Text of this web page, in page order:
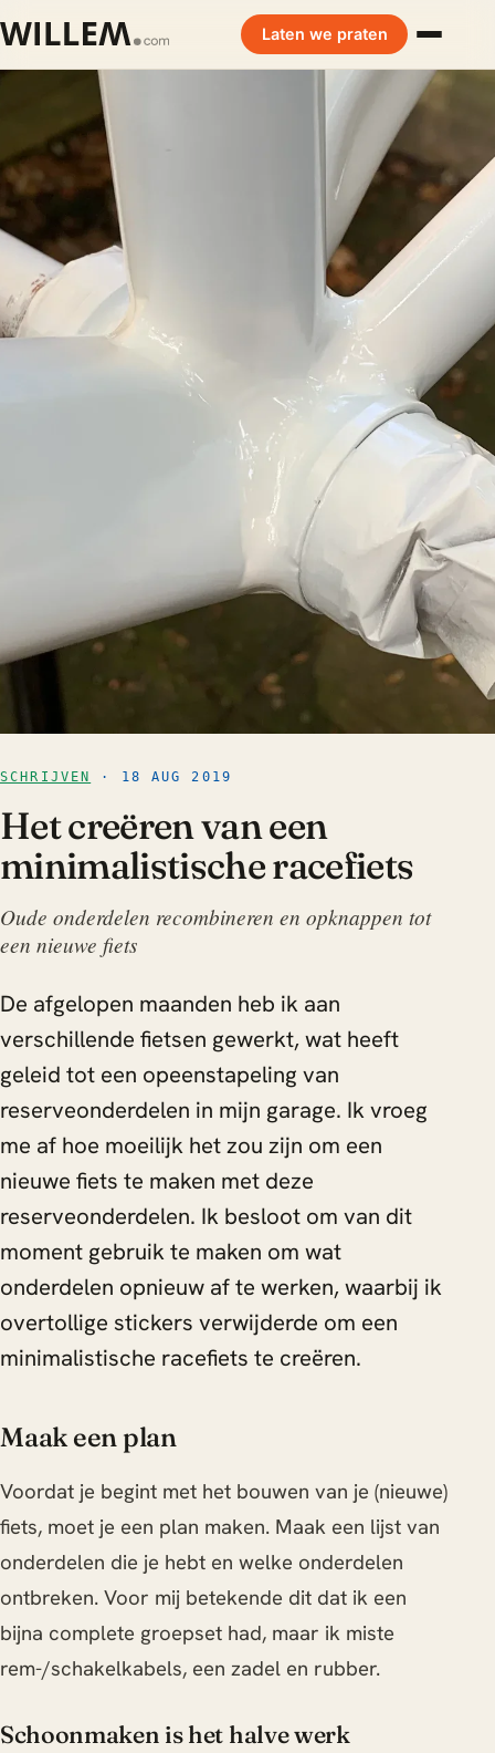
Laten we praten
SCHRIJVEN · 18 AUG 2019
Het creëren van een
minimalistische racefiets
Oude onderdelen recombineren en opknappen tot
een nieuwe fiets
De afgelopen maanden heb ik aan
verschillende fietsen gewerkt, wat heeft
geleid tot een opeenstapeling van
reserveonderdelen in mijn garage. Ik vroeg
me af hoe moeilijk het zou zijn om een
nieuwe fiets te maken met deze
reserveonderdelen. Ik besloot om van dit
moment gebruik te maken om wat
onderdelen opnieuw af te werken, waarbij ik
overtollige stickers verwijderde om een
minimalistische racefiets te creëren.
Maak een plan
Voordat je begint met het bouwen van je (nieuwe)
fiets, moet je een plan maken. Maak een lijst van
onderdelen die je hebt en welke onderdelen
ontbreken. Voor mij betekende dit dat ik een
bijna complete groepset had, maar ik miste
rem-/schakelkabels, een zadel en rubber.
Schoonmaken is het halve werk